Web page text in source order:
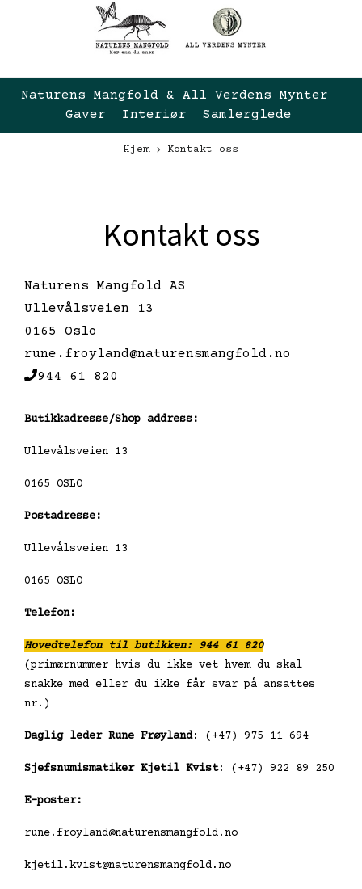
Naturens Mangfold & All Verdens Mynter 
Gaver  Interiør  Samlerglede
Hjem Kontakt oss
Kontakt oss
Naturens Mangfold AS
Ullevålsveien 13
0165 Oslo
rune.froyland@naturensmangfold.no
944 61 820
Butikkadresse/Shop address:
Ullevålsveien 13
0165 OSLO
Postadresse:
Ullevålsveien 13
0165 OSLO
Telefon:
Hovedtelefon til butikken: 944 61 820
(primærnummer hvis du ikke vet hvem du skal
snakke med eller du ikke får svar på ansattes
nr.)
Daglig leder Rune Frøyland: (+47) 975 11 694
Sjefsnumismatiker Kjetil Kvist: (+47) 922 89 250
E-poster:
rune.froyland@naturensmangfold.no
kjetil.kvist@naturensmangfold.no